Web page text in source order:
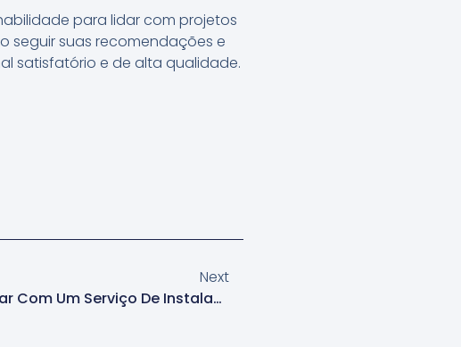
para lidar com projetos
seguir suas recomendações e
satisfatório e de alta qualidade.
Next
Dicas Para Trabalhar Com Um Serviço De Instalação De Papel De Parede Em Alphaville